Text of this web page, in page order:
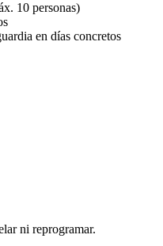
10 personas)
en días concretos
ni reprogramar.